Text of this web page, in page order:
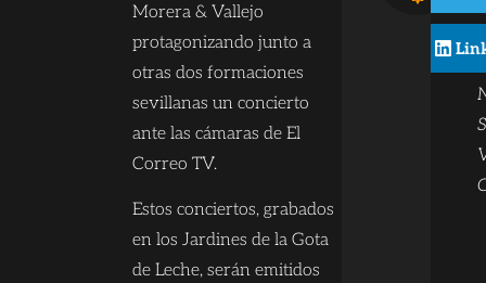
Morera & Vallejo
protagonizando junto a
otras dos formaciones
sevillanas un concierto
ante las cámaras de El
Correo TV.
Estos conciertos, grabados
en los Jardines de la Gota
de Leche, serán emitidos